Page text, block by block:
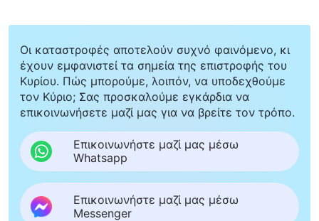
Οι καταστροφές αποτελούν συχνό φαινόμενο, κι
έχουν εμφανιστεί τα σημεία της επιστροφής του
Κυρίου. Πώς μπορούμε, λοιπόν, να υποδεχθούμε
τον Κύριο; Σας προσκαλούμε εγκάρδια να
επικοινωνήσετε μαζί μας για να βρείτε τον τρόπο.
Επικοινωνήστε μαζί μας μέσω
Whatsapp
Επικοινωνήστε μαζί μας μέσω
Messenger